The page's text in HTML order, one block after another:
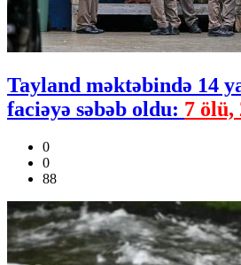
Tayland məktəbində 14
faciəyə səbəb oldu: 7 ölü,
0
0
88